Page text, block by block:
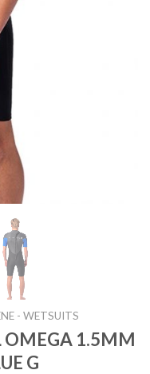
- WETSUITS
OMEGA 1.5MM
G